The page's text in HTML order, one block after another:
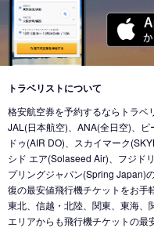
東京 (東京国際空港(羽田))
東京 (東京国際空港(羽田))
東京 (東京国際空港(羽田)) →
東京 (東京国際空港(羽田))
東京 (東京国際空港(羽田))
東京 (東京国際空港(羽田))→
東京 (東京国際空港(羽田))→
東京 (東京国際空港(羽田))
東京 (成田国際空港)→カイ
東京 (成田国際空港) →北京
東京 (成田国際空港)→デリ
東京 (東京国際空港(羽田))
東京 (成田国際空港) → ドバ
東京 (東京国際空港(羽田))
東京 (成田国際空港) → バ
東京 (成田国際空港) →ナン
東京 (成田国際空港) →クア
トラベリストについて
格安航空券を予約するならトラベ
JAL(日本航空)、ANA(全日空)、
ドゥ(AIR DO)、スカイマーク
シド エア(Solaseed Air)、フジド
プリングジャパン(Spring Japan)
復の最安値飛行機チケットをお手
東北、信越・北陸、関東、東海
エリアからも飛行機チケットの